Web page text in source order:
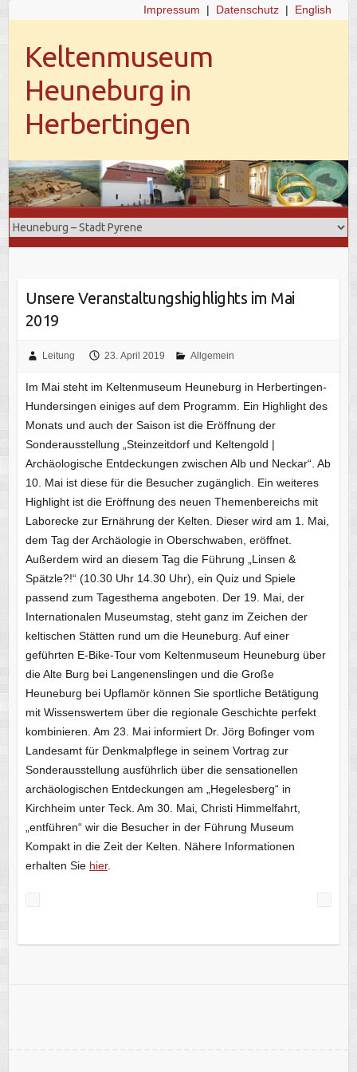
Impressum | Datenschutz| English
Keltenmuseum
Heuneburg in
Herbertingen
Unsere Veranstaltungshighlights im Mai
2019
Leitung 23. April 2019 Allgemein
Im Mai steht im Keltenmuseum Heuneburg in Herbertingen-
Hundersingen einiges auf dem Programm. Ein Highlight des
Monats und auch der Saison ist die Eröffnung der
Sonderausstellung „Steinzeitdorf und Keltengold |
Archäologische Entdeckungen zwischen Alb und Neckar“. Ab
10. Mai ist diese für die Besucher zugänglich. Ein weiteres
Highlight ist die Eröffnung des neuen Themenbereichs mit
Laborecke zur Ernährung der Kelten. Dieser wird am 1. Mai,
dem Tag der Archäologie in Oberschwaben, eröffnet.
Außerdem wird an diesem Tag die Führung „Linsen &
Spätzle?!“ (10.30 Uhr 14.30 Uhr), ein Quiz und Spiele
passend zum Tagesthema angeboten. Der 19. Mai, der
Internationalen Museumstag, steht ganz im Zeichen der
keltischen Stätten rund um die Heuneburg. Auf einer
geführten E-Bike-Tour vom Keltenmuseum Heuneburg über
die Alte Burg bei Langenenslingen und die Große
Heuneburg bei Upflamör können Sie sportliche Betätigung
mit Wissenswertem über die regionale Geschichte perfekt
kombinieren. Am 23. Mai informiert Dr. Jörg Bofinger vom
Landesamt für Denkmalpflege in seinem Vortrag zur
Sonderausstellung ausführlich über die sensationellen
archäologischen Entdeckungen am „Hegelesberg“ in
Kirchheim unter Teck. Am 30. Mai, Christi Himmelfahrt,
„entführen“ wir die Besucher in der Führung Museum
Kompakt in die Zeit der Kelten. Nähere Informationen
erhalten Sie hier.